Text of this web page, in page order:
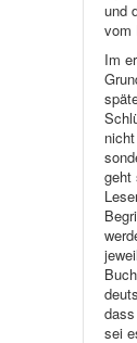
und
vom
Im
geht
sei